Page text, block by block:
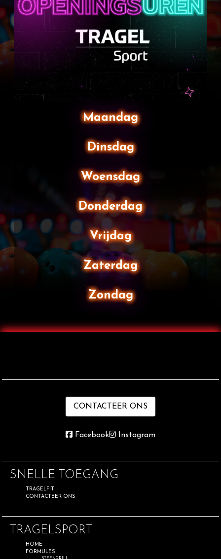
Maandag
Dinsdag
Woensdag
Donderdag
Vrijdag
Zaterdag
Zondag
CONTACTEER ONS
Facebook Instagram
SNELLE TOEGANG
TRAGELFIT
CONTACTEER ONS
TRAGELSPORT
HOME
FORMULES